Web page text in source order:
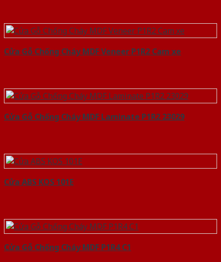
Cửa Gỗ Chống Cháy MDF Veneer P1R2 Cam xe
Cửa Gỗ Chống Cháy MDF Laminate P1R2 23029
Cửa ABS KOS 101E
Cửa Gỗ Chống Cháy MDF P1R4 C1